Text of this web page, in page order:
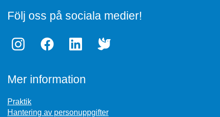
Följ oss på sociala medier!
Mer information
Praktik
Hantering av personuppgifter